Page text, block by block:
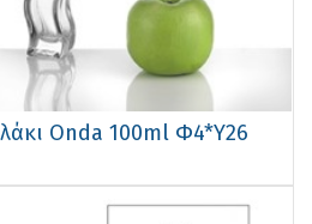
Onda 100ml Φ4*Υ26